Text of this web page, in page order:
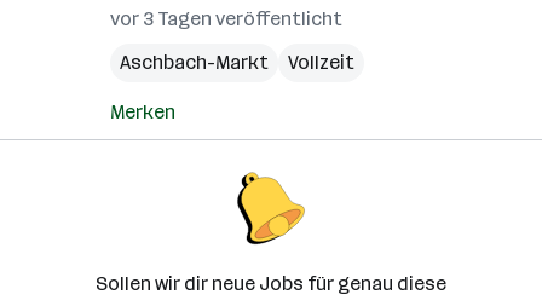
vor 3 Tagen veröffentlicht
Aschbach-Markt
Vollzeit
Merken
Sollen wir dir neue Jobs für genau diese